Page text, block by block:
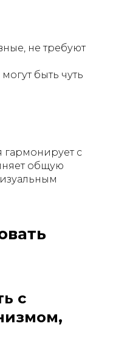
не требуют
быть чуть
гармонирует с
общую
с